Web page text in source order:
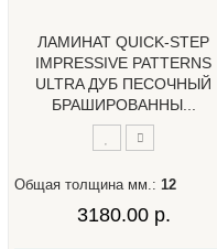
ЛАМИНАТ QUICK-STEP
IMPRESSIVE PATTERNS
ULTRA ДУБ ПЕСОЧНЫЙ
БРАШИРОВАННЫ...
Общая толщина мм.: 12
3180.00 р.